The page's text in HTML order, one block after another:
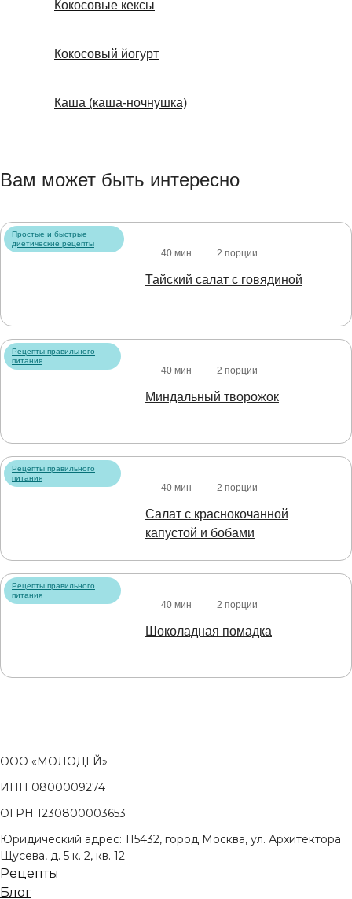
Кокосовые кексы
Кокосовый йогурт
Каша (каша-ночнушка)
Вам может быть интересно
Простые и быстрые
диетические рецепты
40 мин 2 порции
Тайский салат с говядиной
Рецепты правильного
питания
40 мин 2 порции
Миндальный творожок
Рецепты правильного
питания
40 мин 2 порции
Салат с краснокочанной
капустой и бобами
Рецепты правильного
питания
40 мин 2 порции
Шоколадная помадка
ООО «МОЛОДЕЙ»
ИНН 0800009274
ОГРН 1230800003653
Юридический адрес: 115432, город Москва, ул. Архитектора
Щусева, д. 5 к. 2, кв. 12
Рецепты
Блог